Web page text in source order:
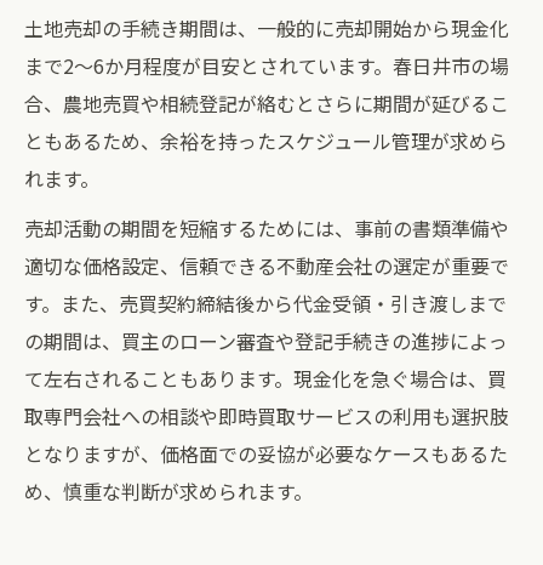
土地売却の手続き期間は、一般的に売却開始から現金化
まで2〜6か月程度が目安とされています。春日井市の場
合、農地売買や相続登記が絡むとさらに期間が延びるこ
ともあるため、余裕を持ったスケジュール管理が求めら
れます。
売却活動の期間を短縮するためには、事前の書類準備や
適切な価格設定、信頼できる不動産会社の選定が重要で
す。また、売買契約締結後から代金受領・引き渡しまで
の期間は、買主のローン審査や登記手続きの進捗によっ
て左右されることもあります。現金化を急ぐ場合は、買
取専門会社への相談や即時買取サービスの利用も選択肢
となりますが、価格面での妥協が必要なケースもあるた
め、慎重な判断が求められます。